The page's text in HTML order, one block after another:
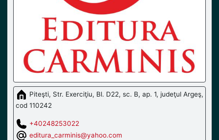
Piteşti, Str. Exerciţiu, Bl. D22, sc. B, ap. 1, judeţul Argeş,
cod 110242
+40248253022
editura_carminis@yahoo.com